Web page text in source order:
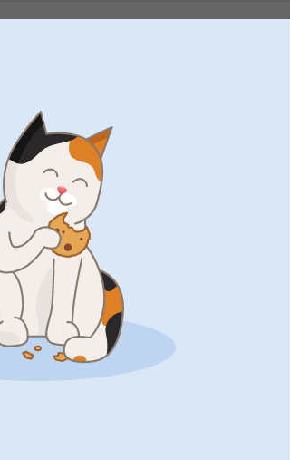
omdöme, kul att du är nöjd med dina
omdöme, kul att du är nöjd med dina
vore bra runt 200 kr i stället.
5 stjärnor, det gläder oss att du är nöjd med